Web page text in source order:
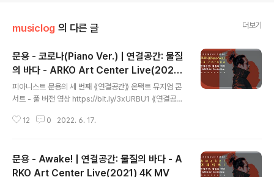
musiclog 의 다른 글 더보기
문용 - 코로나(Piano Ver.) | 연결공간: 물질
의 바다 - ARKO Art Center Live(2021)
4K MV
피아니스트 문용의 세 번째 ⟪연결공간⟫ 온택트 뮤지엄 콘
서트 - 풀 버전 영상 https://bit.ly/3xURBU1 ⟪연결공간:
이 https://spoti.fi/3anJhoo 애플뮤직 https://apple.
유영균 STUDIO2F 음향 곽동준 K SOUND 촬영 유영균,
서두리 촬영보조 임오성, 최인성 영상 재편집 문용(moon
12 0 2022. 6. 17.
문용 - Awake! | 연결공간: 물질의 바다 - A
RKO Art Center Live(2021) 4K MV